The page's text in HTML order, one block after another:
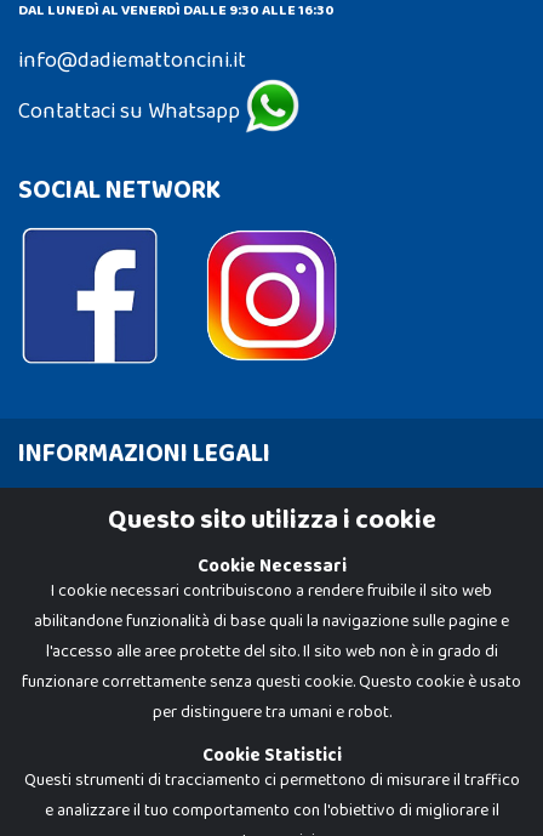
DAL LUNEDÌ AL VENERDÌ DALLE 9:30 ALLE 16:30
info@dadiemattoncini.it
Contattaci su Whatsapp
SOCIAL NETWORK
INFORMAZIONI LEGALI
Cookie PolicyQuesto sito utilizza i cookie
Cookie Necessari
I cookie necessari contribuiscono a rendere fruibile il sito web
abilitandone funzionalità di base quali la navigazione sulle pagine e
l'accesso alle aree protette del sito. Il sito web non è in grado di
funzionare correttamente senza questi cookie. Questo cookie è usato
per distinguere tra umani e robot.
Cookie Statistici
Questi strumenti di tracciamento ci permettono di misurare il traffico
e analizzare il tuo comportamento con l'obiettivo di migliorare il